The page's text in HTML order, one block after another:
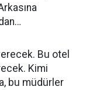
Bu otel
Kimi
bu müdürler